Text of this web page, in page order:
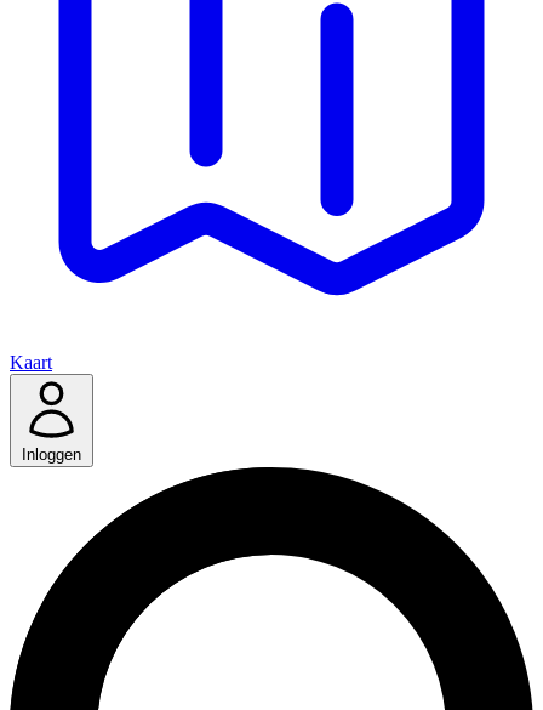
Kaart
Inloggen